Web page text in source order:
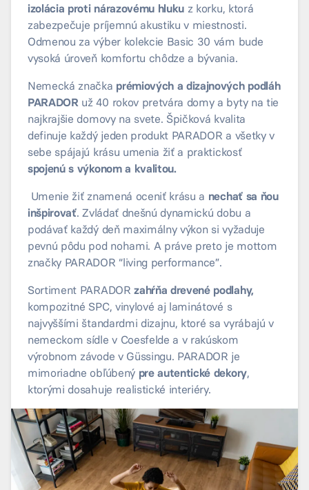
izolácia proti nárazovému hluku z korku, ktorá
zabezpečuje príjemnú akustiku v miestnosti.
Odmenou za výber kolekcie Basic 30 vám bude
vysoká úroveň komfortu chôdze a bývania.
Nemecká značka prémiových a dizajnových podláh
PARADOR už 40 rokov pretvára domy a byty na tie
najkrajšie domovy na svete. Špičková kvalita
definuje každý jeden produkt PARADOR a všetky v
sebe spájajú krásu umenia žiť a praktickosť
spojenú s výkonom a kvalitou.
Umenie žiť znamená oceniť krásu a nechať sa ňou
inšpirovať. Zvládať dnešnú dynamickú dobu a
podávať každý deň maximálny výkon si vyžaduje
pevnú pôdu pod nohami. A práve preto je mottom
značky PARADOR “living performance”.
Sortiment PARADORzahŕňa drevené podlahy,
kompozitné SPC, vinylové aj laminátové s
najvyššími štandardmi dizajnu, ktoré sa vyrábajú v
nemeckom sídle v Coesfelde a v rakúskom
výrobnom závode v Güssingu. PARADOR je
mimoriadne obľúbený pre autentické dekory,
ktorými dosahuje realistické interiéry.